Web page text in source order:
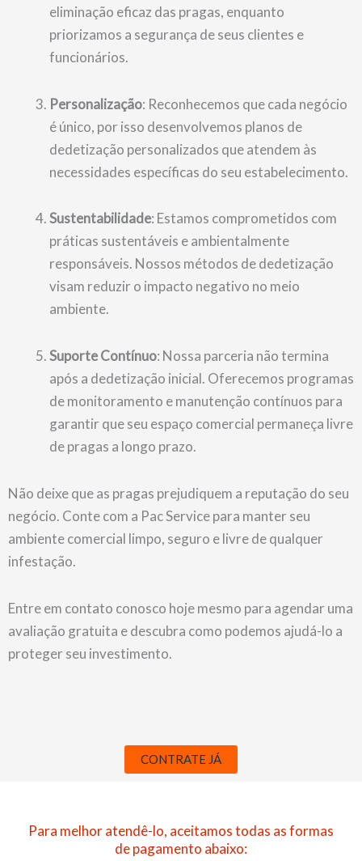
eliminação eficaz das pragas, enquanto
priorizamos a segurança de seus clientes e
funcionários.
Personalização: Reconhecemos que cada negócio
é único, por isso desenvolvemos planos de
dedetização personalizados que atendem às
necessidades específicas do seu estabelecimento.
Sustentabilidade: Estamos comprometidos com
práticas sustentáveis ​​e ambientalmente
responsáveis. Nossos métodos de dedetização
visam reduzir o impacto negativo no meio
ambiente.
Suporte Contínuo: Nossa parceria não termina
após a dedetização inicial. Oferecemos programas
de monitoramento e manutenção contínuos para
garantir que seu espaço comercial permaneça livre
de pragas a longo prazo.
Não deixe que as pragas prejudiquem a reputação do seu
negócio. Conte com a Pac Service para manter seu
ambiente comercial limpo, seguro e livre de qualquer
infestação.
Entre em contato conosco hoje mesmo para agendar uma
avaliação gratuita e descubra como podemos ajudá-lo a
proteger seu investimento.
CONTRATE JÁ
Para melhor atendê-lo, aceitamos todas as formas
de pagamento abaixo: